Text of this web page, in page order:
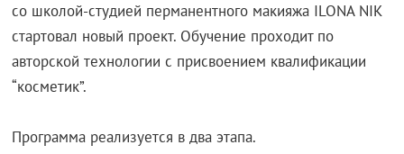
со школой-студией перманентного макияжа ILONA NIK
стартовал новый проект. Обучение проходит по
авторской технологии с присвоением квалификации
“косметик”.
Программа реализуется в два этапа.